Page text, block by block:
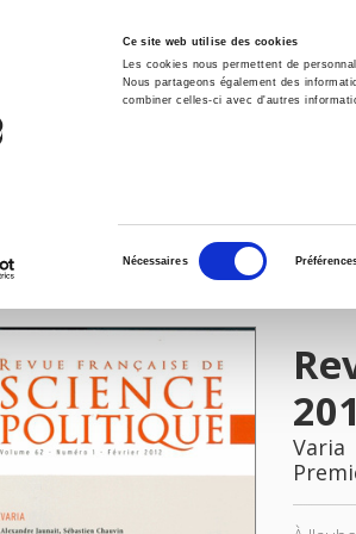
Ce site web utilise des cookies
Les cookies nous permettent de
Nous partageons également des
combiner celles-ci avec d'autres
consentement
Nécessaires
Varia